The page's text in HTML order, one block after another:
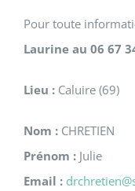
Pour toute
Laurine au 06 67
Lieu : Caluire (69)
Nom : CHRETIEN
Prénom : Julie
Email :